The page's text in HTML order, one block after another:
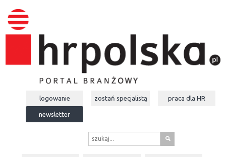
logowanie zostań specjalistą praca dla HR
newsletter
s